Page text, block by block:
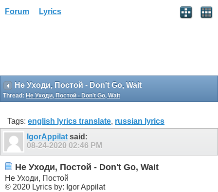
Forum Lyrics
Не Уходи, Постой - Don't Go, Wait
Thread: Не Уходи, Постой - Don't Go, Wait
Tags: english lyrics translate, russian lyrics
IgorAppilat said:
08-24-2020 02:46 PM
Не Уходи, Постой - Don't Go, Wait
Не Уходи, Постой
© 2020 Lyrics by: Igor Appilat